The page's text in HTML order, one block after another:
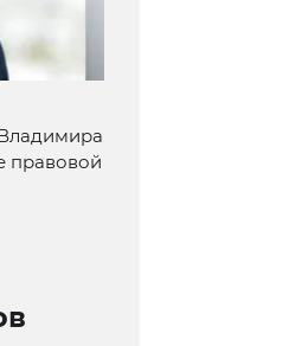
правовой